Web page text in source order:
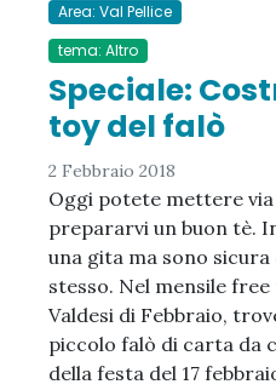
Area: Val Pellice
tema: Altro
Speciale:
toy del falò
2 Febbraio 2018
Oggi potete mettere
prepararvi un buon tè.
una gita ma sono
stesso. Nel mensile free
Valdesi di Febbraio,
piccolo falò di carta da
della festa del 17